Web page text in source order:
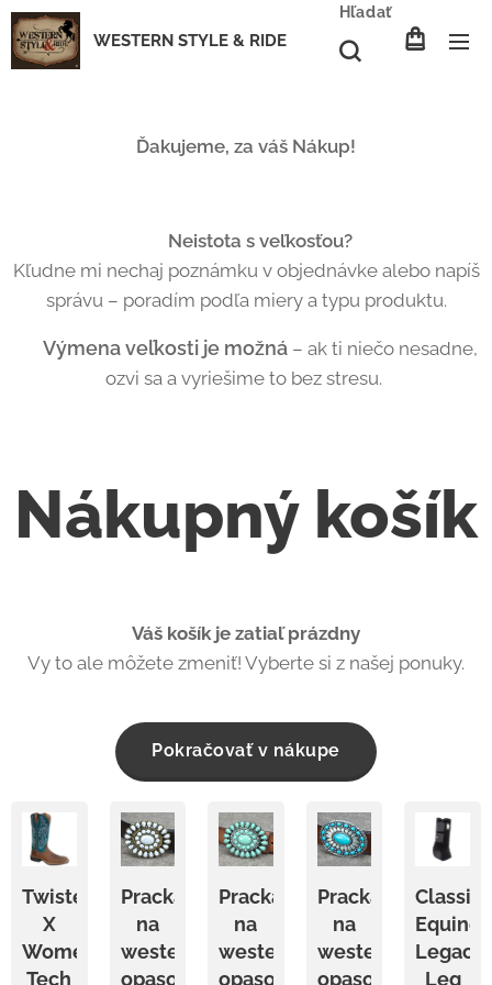
WESTERN STYLE & RIDE
Hľadať
Ďakujeme, za váš Nákup!
📩 Neistota s veľkosťou?
Kľudne mi nechaj poznámku v objednávke alebo napíš
správu – poradím podľa miery a typu produktu.
Výmena veľkosti je možná– ak ti niečo nesadne,
ozvi sa a vyriešime to bez stresu.
Nákupný košík
Váš košík je zatiaľ prázdny
Vy to ale môžete zmeniť! Vyberte si z našej ponuky.
Pokračovať v nákupe
Twisted
X
Women's
Tech
Pracka
na
westernový
opasok
Pracka
na
westernový
opasok
Pracka
na
westernový
opasok
Classic
Equine
Leg